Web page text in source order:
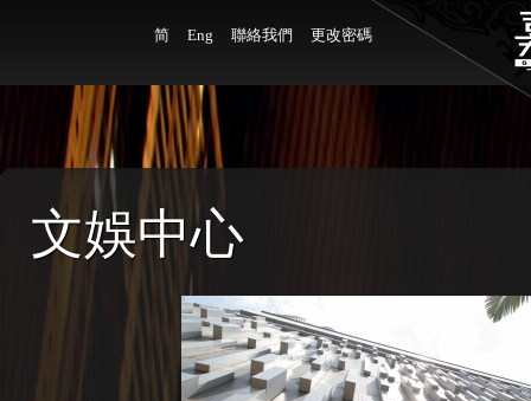
简 Eng 聯絡我們 更改密碼
文娛中心